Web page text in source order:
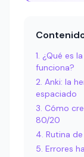
¿Qué es
funciona?
Anki: la
espaciado
Cómo
80/20
Rutina
Errores